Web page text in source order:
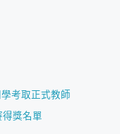
考取正式教師
得獎名單